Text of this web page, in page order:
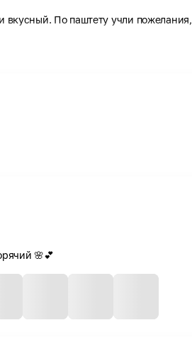
вкусный. По паштету учли пожелания,
🌸💕